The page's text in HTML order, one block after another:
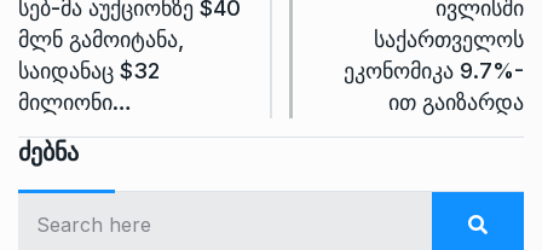
სებ-მა აუქციონზე $40
მლნ გამოიტანა,
საიდანაც $32
მილიონი…
ივლისში
საქართველოს
ეკონომიკა 9.7%-
ით გაიზარდა
Ძებნა